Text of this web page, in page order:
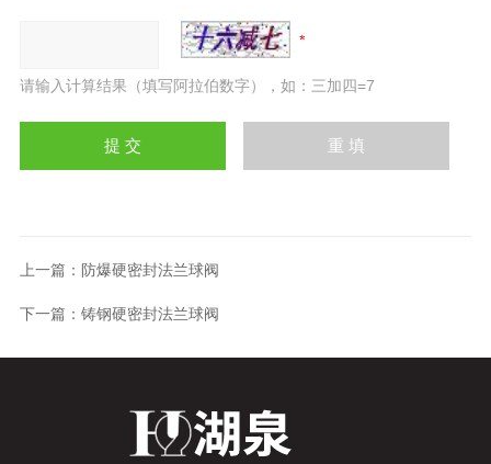
请输入计算结果（填写阿拉伯数字），如：三加四=7
上一篇： 防爆硬密封法兰球阀
下一篇： 铸钢硬密封法兰球阀